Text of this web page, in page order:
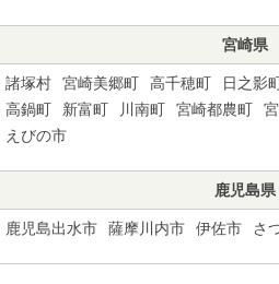
宮崎県
諸塚村 宮崎美郷町 高千穂町 日之影
高鍋町
新富町 川南町 宮崎都農町
えびの市
鹿児島県
鹿児島出水市 薩摩川内市 伊佐市 さ